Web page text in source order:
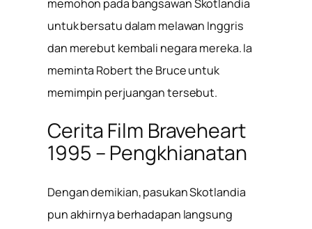
memohon pada bangsawan Skotlandia
untuk bersatu dalam melawan Inggris
dan merebut kembali negara mereka. Ia
meminta Robert the Bruce untuk
memimpin perjuangan tersebut.
Cerita Film Braveheart
1995 – Pengkhianatan
Dengan demikian, pasukan Skotlandia
pun akhirnya berhadapan langsung